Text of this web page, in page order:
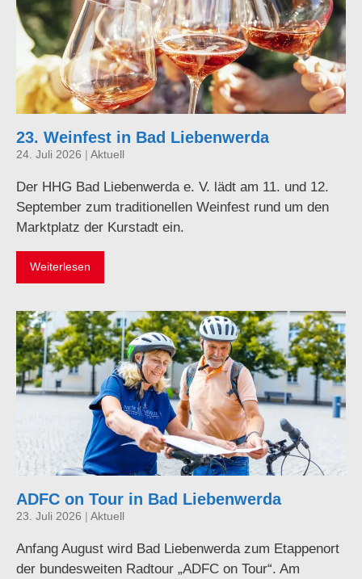
23. Weinfest in Bad Liebenwerda
24. Juli 2026 Aktuell
Der HHG Bad Liebenwerda e. V. lädt am 11. und 12.
September zum traditionellen Weinfest rund um den
Marktplatz der Kurstadt ein.
Weiterlesen
ADFC on Tour in Bad Liebenwerda
23. Juli 2026 Aktuell
Anfang August wird Bad Liebenwerda zum Etappenort
der bundesweiten Radtour „ADFC on Tour“. Am